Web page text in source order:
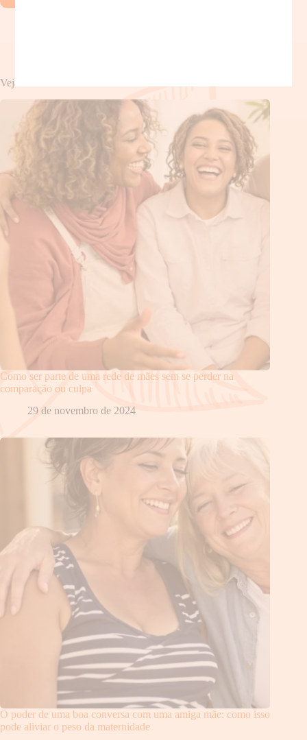
Veja também!
Como ser parte de uma rede de mães sem se perder na
comparação ou culpa
29 de novembro de 2024
O poder de uma boa conversa com uma amiga mãe: como isso
pode aliviar o peso da maternidade